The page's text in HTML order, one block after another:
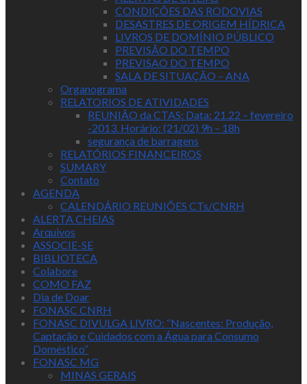
CONDIÇÕES DAS RODOVIAS
DESASTRES DE ORIGEM HÍDRICA
LIVROS DE DOMÍNIO PÚBLICO
PREVISÃO DO TEMPO
PREVISAO DO TEMPO
SALA DE SITUAÇÃO – ANA
Organograma
RELATORIOS DE ATIVIDADES
REUNIÃO da CTAS: Data: 21.22 – fevereiro
-2013. Horário: (21/02) 9h – 18h
segurança de barragens
RELATÓRIOS FINANCEIROS
SUMARY
Contato
AGENDA
CALENDÁRIO REUNIÕES CTs/CNRH
ALERTA CHEIAS
Arquivos
ASSOCIE-SE
BIBLIOTECA
Colabore
COMO FAZ
Dia de Doar
FONASC CNRH
FONASC DIVULGA LIVRO: “Nascentes: Produção,
Captação e Cuidados com a Água para Consumo
Doméstico”
FONASC MG
MINAS GERAIS